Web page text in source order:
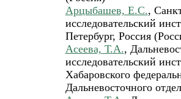
Арцыбашев, Е.С.,
исследовательский
Петербург, Россия
Асеева, Т.А.,
исследовательский
Хабаровского
Дальневосточного